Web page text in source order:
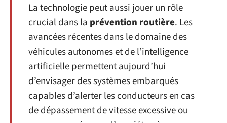
La technologie peut aussi jouer un rôle
crucial dans la prévention routière. Les
avancées récentes dans le domaine des
véhicules autonomes et de l’intelligence
artificielle permettent aujourd’hui
d’envisager des systèmes embarqués
capables d’alerter les conducteurs en cas
de dépassement de vitesse excessive ou